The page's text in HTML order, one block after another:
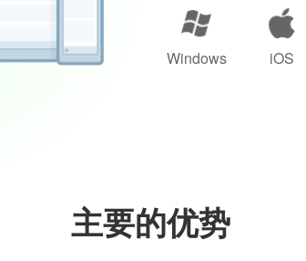
Windows iOS
主要的优势